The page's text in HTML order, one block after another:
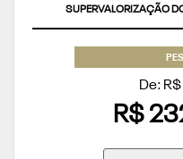
SUPERVALORIZAÇÃO
De:
R$